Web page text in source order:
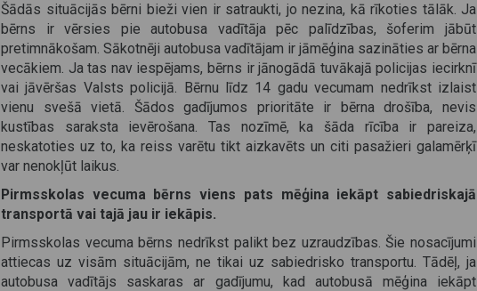
Šādās situācijās bērni bieži vien ir satraukti, jo nezina, kā rīkoties tālāk. Ja
bērns ir vērsies pie autobusa vadītāja pēc palīdzības, šoferim jābūt
pretimnākošam. Sākotnēji autobusa vadītājam ir jāmēģina sazināties ar bērna
vecākiem. Ja tas nav iespējams, bērns ir jānogādā tuvākajā policijas iecirknī
vai jāvēršas Valsts policijā. Bērnu līdz 14 gadu vecumam nedrīkst izlaist
vienu svešā vietā. Šādos gadījumos prioritāte ir bērna drošība, nevis
kustības saraksta ievērošana. Tas nozīmē, ka šāda rīcība ir pareiza,
neskatoties uz to, ka reiss varētu tikt aizkavēts un citi pasažieri galamērķī
var nenokļūt laikus.
Pirmsskolas vecuma bērns viens pats mēģina iekāpt sabiedriskajā
transportā vai tajā jau ir iekāpis.
Pirmsskolas vecuma bērns nedrīkst palikt bez uzraudzības. Šie nosacījumi
attiecas uz visām situācijām, ne tikai uz sabiedrisko transportu. Tādēļ, ja
autobusa vadītājs saskaras ar gadījumu, kad autobusā mēģina iekāpt